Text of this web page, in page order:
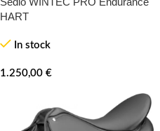
HART
In stock
1.250,00 €